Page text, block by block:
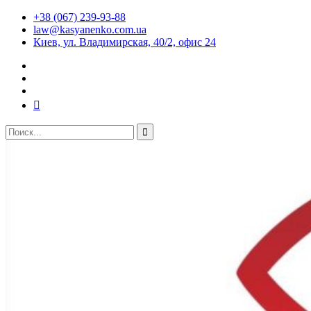
+38 (067) 239-93-88
law@kasyanenko.com.ua
Киев, ул. Владимирская, 40/2, офис 24